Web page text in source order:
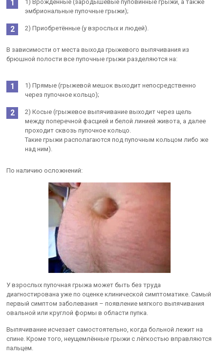
1) Врождённые (зародышевые пуповинные грыжи, а также
эмбриональные пупочные грыжи);
2) Приобретённые (у взрослых и людей).
В зависимости от места выхода грыжевого выпячивания из
брюшной полости все пупочные грыжи разделяются на:
1) Прямые (грыжевой мешок выходит непосредственно
через пупочное кольцо);
2) Косые (грыжевое выпячивание выходит через щель
между поперечной фасцией и белой линией живота, а далее
проходит сквозь пупочное кольцо.
Такие грыжи располагаются под пупочным кольцом либо же
над ним).
По наличию осложнений:
У взрослых пупочная грыжа может быть без труда
диагностирована уже по оценке клинической симптоматике. Самый
первый симптом заболевания – появление мягкого выпячивания
овальной или круглой формы в области пупка.
Выпячивание исчезает самостоятельно, когда больной лежит на
спине. Кроме того, неущемлённые грыжи с лёгкостью вправляются
пальцем.